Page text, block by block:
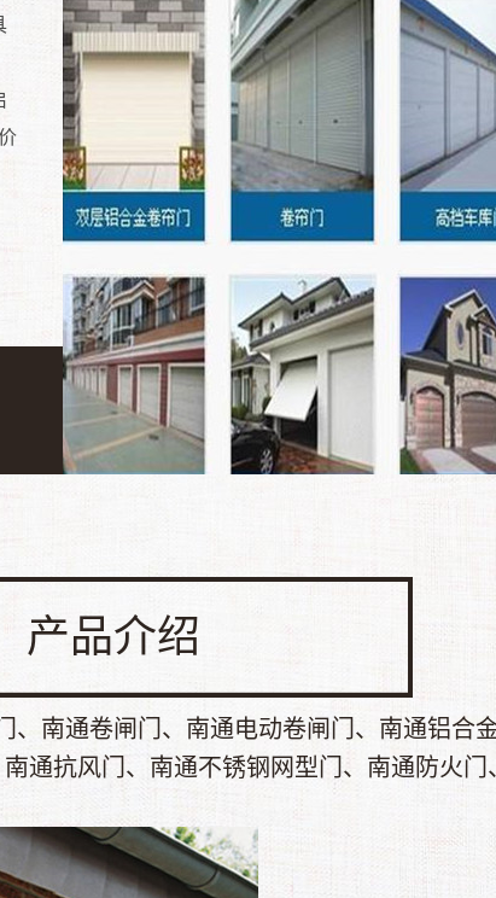
产品介绍
南通卷闸门、南通电动卷闸门、南通铝合
通抗风门、南通不锈钢网型门、南通防火